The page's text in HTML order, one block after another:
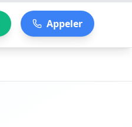
Appeler